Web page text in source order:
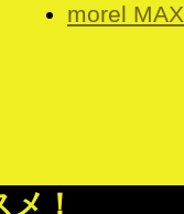
morel
！